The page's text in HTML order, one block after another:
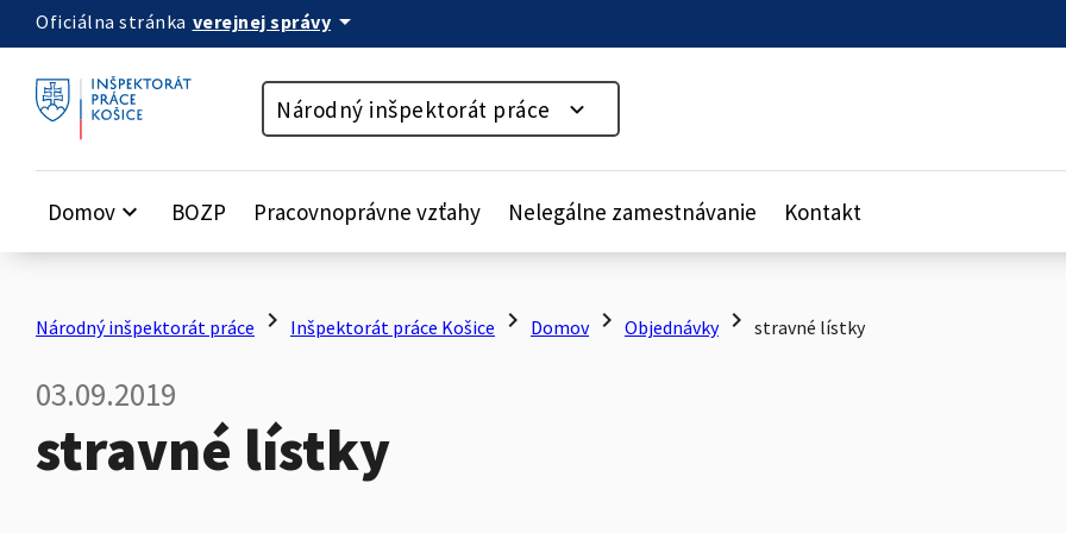
Preskočiť na obsah
Oficiálna stránka verejnej správy arrow_drop_down
Národný inšpektorát práce
Domov keyboard_arrow_down BOZP Pracovnoprávne vzťahy Nelegálne zamestnávanie Kontakt
Národný inšpektorát práce chevron_right Inšpektorát práce Košice chevron_right Domov chevron_right Objednávky chevron_right stravné lístky
03.09.2019
stravné lístky